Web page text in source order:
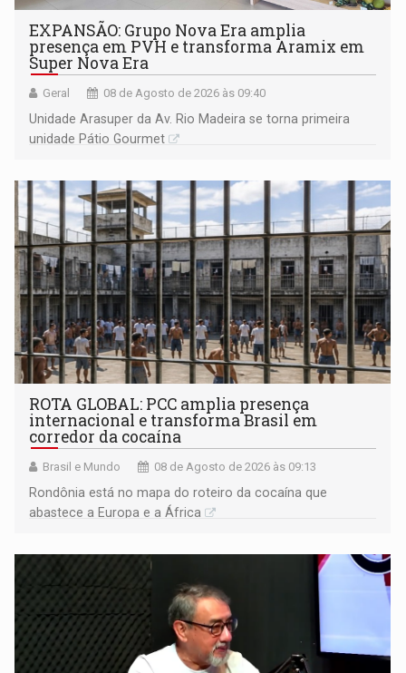
EXPANSÃO: Grupo Nova Era amplia
presença em PVH e transforma Aramix em
Super Nova Era
Geral 08 de Agosto de 2026 às 09:40
Unidade Arasuper da Av. Rio Madeira se torna primeira
unidade Pátio Gourmet
ROTA GLOBAL: PCC amplia presença
internacional e transforma Brasil em
corredor da cocaína
Brasil e Mundo 08 de Agosto de 2026 às 09:13
Rondônia está no mapa do roteiro da cocaína que
abastece a Europa e a África